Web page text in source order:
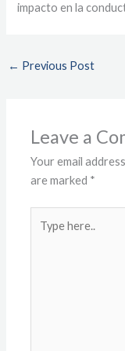
impacto en la
← Previous Post
Leave a
Your email
are marked *
here..